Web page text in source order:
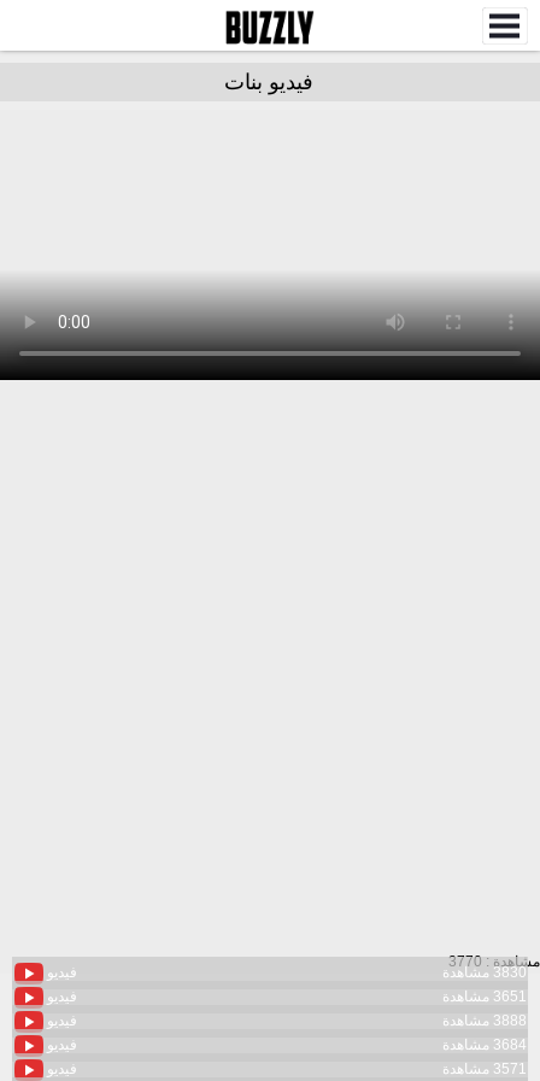
فيديو بنات
مشاهدة : 3770
فيديو
3830 مشاهدة
فيديو
3651 مشاهدة
فيديو
3888 مشاهدة
فيديو
3684 مشاهدة
فيديو
3571 مشاهدة